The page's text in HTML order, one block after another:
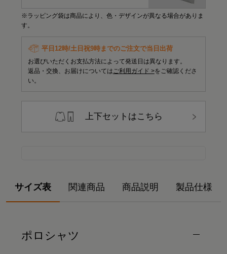
※ラッピング袋は商品により、色・デザインが異なる場合がありま
す。
平日12時/土日祝9時までのご注文で当日出荷
お選びいただくお支払方法によって発送日は異なります。
返品・交換、お届けについては ご利用ガイド >をご確認くださ
い。
上下セットはこちら
サイズ表 関連商品 商品説明 製品仕様
ポロシャツ